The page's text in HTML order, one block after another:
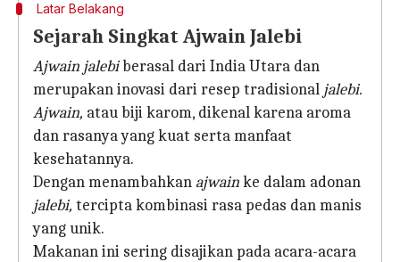
Latar Belakang
Sejarah Singkat Ajwain Jalebi
Ajwain jalebiberasal dari India Utara dan
merupakan inovasi dari resep tradisional jalebi.
Ajwain, atau biji karom, dikenal karena aroma
dan rasanya yang kuat serta manfaat
kesehatannya.
Dengan menambahkan ajwainke dalam adonan
jalebi, tercipta kombinasi rasa pedas dan manis
yang unik.
Makanan ini sering disajikan pada acara-acara